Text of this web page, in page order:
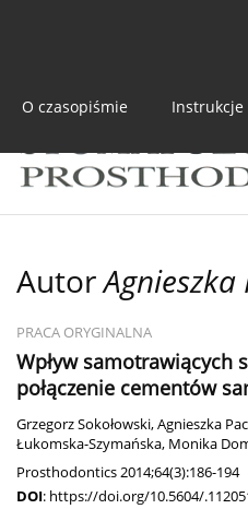
O czasopiśmie
AutorAgnieszka
PRACA ORYGINALNA
Wpływ samotrawiących
połączenie cementów
Grzegorz Sokołowski,Agnieszka
Łukomska-Szymańska, Monika
Prosthodontics 2014;64(3):186-194
DOI: https://doi.org/10.5604/